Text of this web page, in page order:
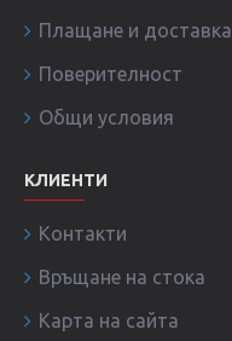
Плащане и доставка
Поверителност
Общи условия
КЛИЕНТИ
Контакти
Връщане на стока
Карта на сайта